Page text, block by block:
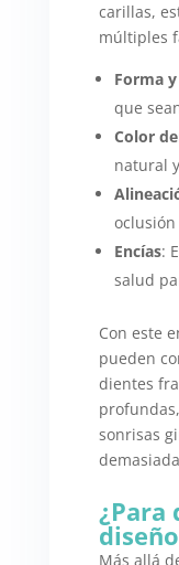
carillas,
múltiples
Forma
que
Color
natural
Encías:
salud
Con este
pueden
dientes
sonrisas
¿Para
Más allá